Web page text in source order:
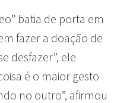
batia de porta em
fazer a doação de
desfazer”, ele
é o maior gesto
no outro”, afirmou